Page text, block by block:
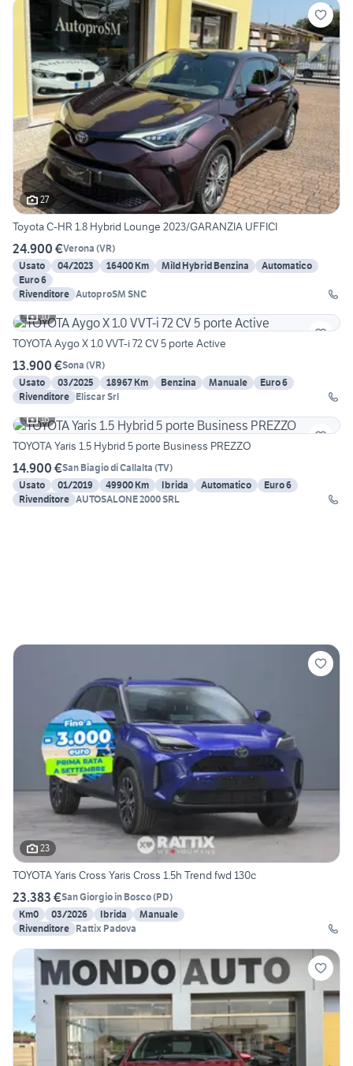
27
Toyota C-HR 1.8 Hybrid Lounge 2023/GARANZIA UFFICI
24.900 €Verona (VR)
Usato
04/2023 16400 Km Mild Hybrid Benzina
Automatico
Euro 6
Rivenditore AutoproSM SNC
10
TOYOTA Aygo X 1.0 VVT-i 72 CV 5 porte Active
13.900 €Sona (VR)
Usato
03/2025 18967 Km Benzina Manuale
Euro 6
Rivenditore Eliscar Srl
16
TOYOTA Yaris 1.5 Hybrid 5 porte Business PREZZO
14.900 €San Biagio di Callalta (TV)
Usato
01/2019 49900 Km Ibrida Automatico
Euro 6
Rivenditore AUTOSALONE 2000 SRL
23
TOYOTA Yaris Cross Yaris Cross 1.5h Trend fwd 130c
23.383 €San Giorgio in Bosco(PD)
Km0
03/2026 Ibrida
Manuale
Rivenditore Rattix Padova